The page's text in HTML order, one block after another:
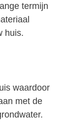
termijn
huis.
waardoor
met de